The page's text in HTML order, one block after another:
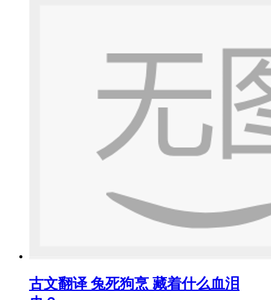
古文翻译 兔死狗烹 藏着什么血泪